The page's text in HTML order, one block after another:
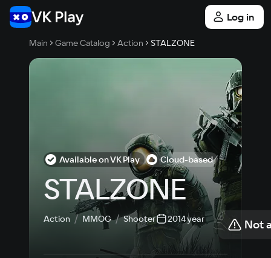
Log in
Main Game Catalog Action STALZONE
Available on VK Play Cloud-based
STALZONE
Action MMOG Shooter 2014 year Not